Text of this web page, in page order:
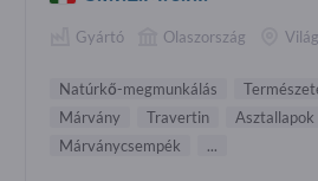
Gyártó Olaszország
Natúrkő-megmunkálás
Márvány
Travertin Asztallapok
Márványcsempék
...